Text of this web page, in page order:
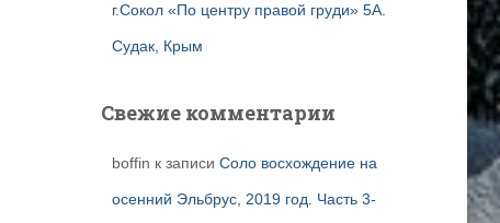
г.Сокол «По центру правой груди» 5А.
Судак, Крым
Свежие комментарии
boffin к записи Соло восхождение на
осенний Эльбрус, 2019 год. Часть 3-